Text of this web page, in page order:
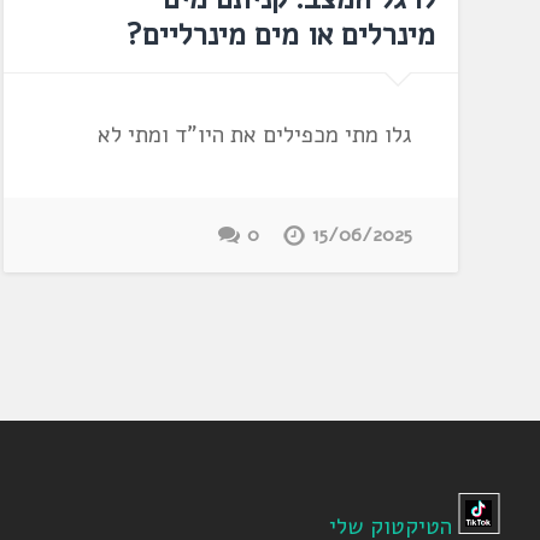
מינרלים או מים מינרליים?
גלו מתי מכפילים את היו"ד ומתי לא
15/06/2025
0
הטיקטוק שלי